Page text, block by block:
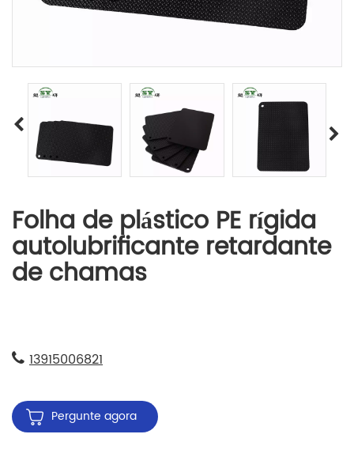
Folha de plástico PE rígida
autolubrificante retardante
de chamas
13915006821
Pergunte agora